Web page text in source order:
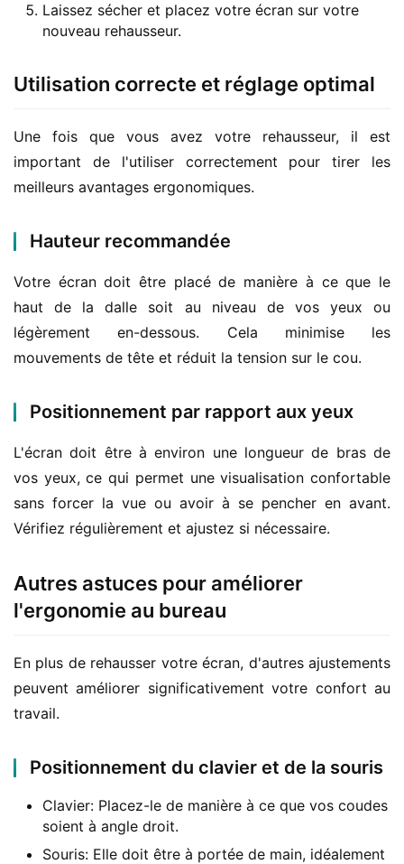
Laissez sécher et placez votre écran sur votre
nouveau rehausseur.
Utilisation correcte et réglage optimal
Une fois que vous avez votre rehausseur, il est
important de l'utiliser correctement pour tirer les
meilleurs avantages ergonomiques.
Hauteur recommandée
Votre écran doit être placé de manière à ce que le
haut de la dalle soit au niveau de vos yeux ou
légèrement en-dessous. Cela minimise les
mouvements de tête et réduit la tension sur le cou.
Positionnement par rapport aux yeux
L'écran doit être à environ une longueur de bras de
vos yeux, ce qui permet une visualisation confortable
sans forcer la vue ou avoir à se pencher en avant.
Vérifiez régulièrement et ajustez si nécessaire.
Autres astuces pour améliorer
l'ergonomie au bureau
En plus de rehausser votre écran, d'autres ajustements
peuvent améliorer significativement votre confort au
travail.
Positionnement du clavier et de la souris
Clavier: Placez-le de manière à ce que vos coudes
soient à angle droit.
Souris: Elle doit être à portée de main, idéalement